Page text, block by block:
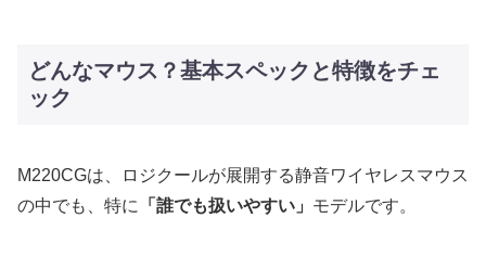
どんなマウス？基本スペックと特徴をチェ
ック
M220CGは、ロジクールが展開する静音ワイヤレスマウス
の中でも、特に
「誰でも扱いやすい」 モデルです。